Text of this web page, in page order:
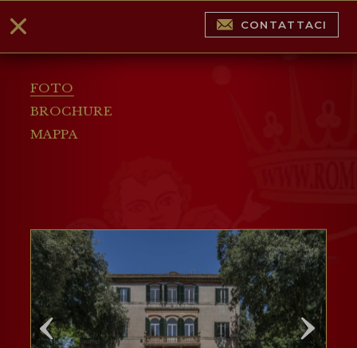
FOTO
BROCHURE
MAPPA
CONTATTACI